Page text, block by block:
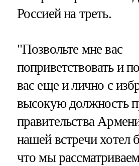
Россией на треть.
"Позвольте мне вас
поприветствовать и
вас еще и лично с
высокую должность
правительства
нашей встречи хотел
что мы